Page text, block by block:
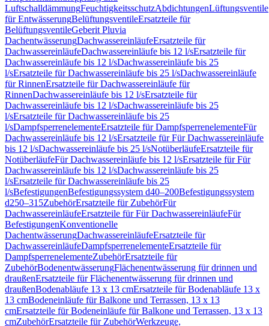
LuftschalldämmungFeuchtigkeitsschutzAbdichtungenLüftungsventile
für EntwässerungBelüftungsventileErsatzteile für
BelüftungsventileGeberit Pluvia
DachentwässerungDachwassereinläufeErsatzteile für
DachwassereinläufeDachwassereinläufe bis 12 l/sErsatzteile für
Dachwassereinläufe bis 12 l/sDachwassereinläufe bis 25
l/sErsatzteile für Dachwassereinläufe bis 25 l/sDachwassereinläufe
für RinnenErsatzteile für Dachwassereinläufe für
RinnenDachwassereinläufe bis 12 l/sErsatzteile für
Dachwassereinläufe bis 12 l/sDachwassereinläufe bis 25
l/sErsatzteile für Dachwassereinläufe bis 25
l/sDampfsperrenelementeErsatzteile für DampfsperrenelementeFür
Dachwassereinläufe bis 12 l/sErsatzteile für Für Dachwassereinläufe
bis 12 l/sDachwassereinläufe bis 25 l/sNotüberläufeErsatzteile für
NotüberläufeFür Dachwassereinläufe bis 12 l/sErsatzteile für Für
Dachwassereinläufe bis 12 l/sDachwassereinläufe bis 25
l/sErsatzteile für Dachwassereinläufe bis 25
l/sBefestigungenBefestigungssystem d40–200Befestigungssystem
d250–315ZubehörErsatzteile für ZubehörFür
DachwassereinläufeErsatzteile für Für DachwassereinläufeFür
BefestigungenKonventionelle
DachentwässerungDachwassereinläufeErsatzteile für
DachwassereinläufeDampfsperrenelementeErsatzteile für
DampfsperrenelementeZubehörErsatzteile für
ZubehörBodenentwässerungFlächenentwässerung für drinnen und
draußenErsatzteile für Flächenentwässerung für drinnen und
draußenBodenabläufe 13 x 13 cmErsatzteile für Bodenabläufe 13 x
13 cmBodeneinläufe für Balkone und Terrassen, 13 x 13
cmErsatzteile für Bodeneinläufe für Balkone und Terrassen, 13 x 13
cmZubehörErsatzteile für ZubehörWerkzeuge,